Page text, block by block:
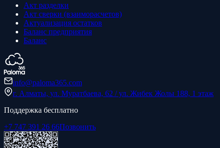
Акт разделки
Акт сверки (взаиморасчетов)
Актуализация остатков
Баланс предприятия
Баланс
info@paloma365.com
г. Алматы, ул. Муратбаева, 62 / ул. Жибек Жолы 188, 1 этаж
Поддержка бесплатно
+7 747 391 26 66Позвонить